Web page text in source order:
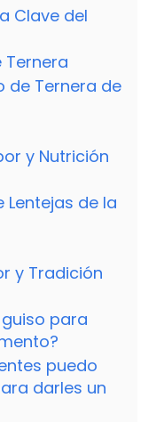
Clave del
Ternera
de Ternera de
y Nutrición
Lentejas de la
y Tradición
para
puedo
darles un